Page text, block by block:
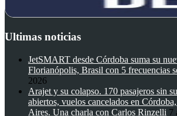
Ultimas noticias
JetSMART desde Córdoba suma su
Florianópolis, Brasil con 5 frecuencias
2026
Arajet y su colapso. 170 pasajeros sin
abiertos, vuelos cancelados en
Aires. Una charla con Carlos Rinzelli 7